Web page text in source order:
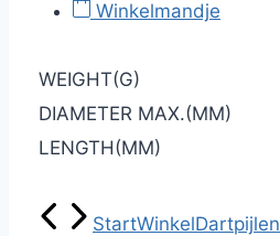
Winkelmandje
WEIGHT(G)
DIAMETER MAX.(MM)
LENGTH(MM)
StartWinkelDartpijlen